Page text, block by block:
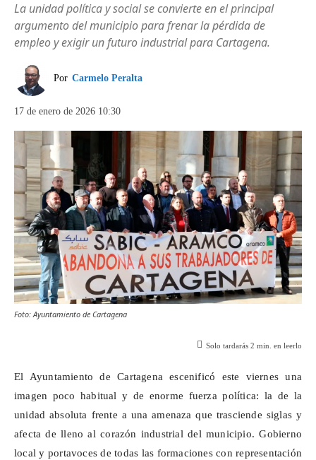
La unidad política y social se convierte en el principal
argumento del municipio para frenar la pérdida de
empleo y exigir un futuro industrial para Cartagena.
Por Carmelo Peralta
17 de enero de 2026 10:30
Foto: Ayuntamiento de Cartagena
Solo tardarás 2 min. en leerlo
El Ayuntamiento de Cartagena escenificó este viernes una
imagen poco habitual y de enorme fuerza política: la de la
unidad absoluta frente a una amenaza que trasciende siglas y
afecta de lleno al corazón industrial del municipio. Gobierno
local y portavoces de todas las formaciones con representación